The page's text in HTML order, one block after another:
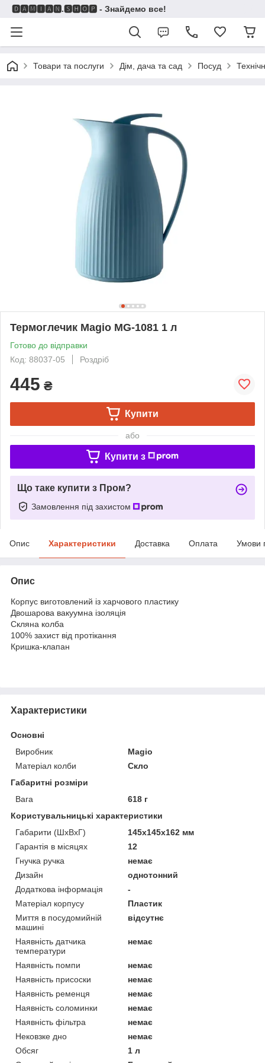
🅳🅰🅼🅸🅰🅽.🆂🅷🅾🅿 - Знайдемо все!
Товари та послуги Дім, дача та сад Посуд
Термоглечик Magio MG-1081 1 л
Готово до відправки
Код: 88037-05
Роздріб
445 ₴
Купити
або
Купити з
Що таке купити з Пром?
Замовлення під захистом
Опис Характеристики Доставка Оплата Умови
Опис
Корпус виготовлений із харчового пластику
Двошарова вакуумна ізоляція
Скляна колба
100% захист від протікання
Кришка-клапан
Характеристики
Основні
Виробник
Magio
Матеріал колби
Скло
Габаритні розміри
Вага
618 г
Користувальницькі характеристики
Габарити (ШхВхГ)
145х145х162 мм
Гарантія в місяцях
12
Гнучка ручка
немає
Дизайн
однотонний
Додаткова інформація
-
Матеріал корпусу
Пластик
Миття в посудомийній
машині
відсутнє
Наявність датчика
температури
немає
Наявність помпи
немає
Наявність присоски
немає
Наявність ременця
немає
Наявність соломинки
немає
Наявність фільтра
немає
Нековзке дно
немає
Обсяг
1 л